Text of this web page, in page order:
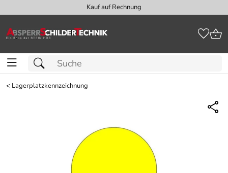
Kauf auf Rechnung
< Lagerplatzkennzeichnung